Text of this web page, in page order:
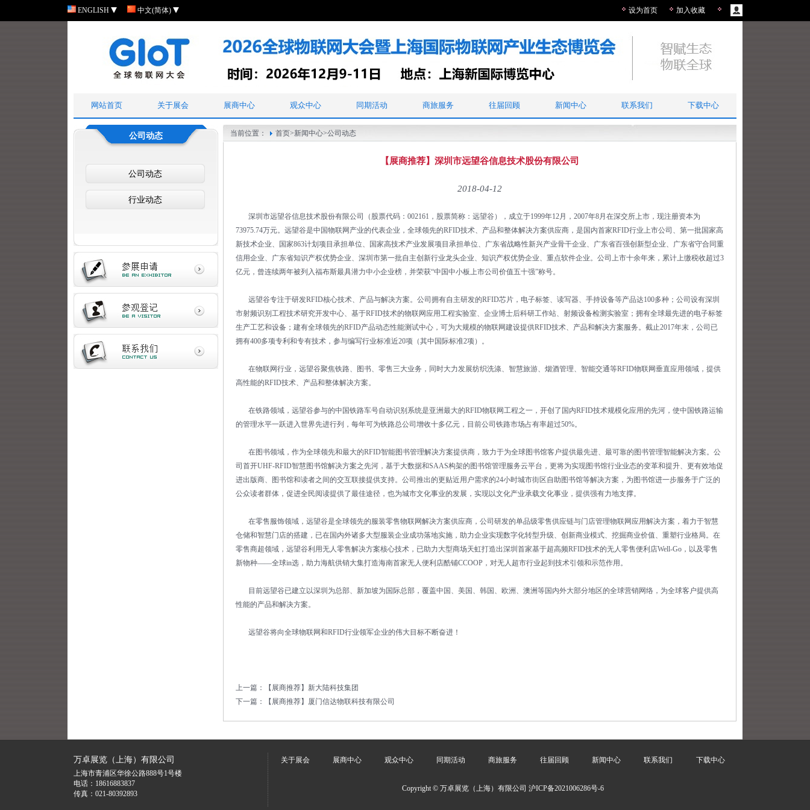
ENGLISH 中文(简体) 设为首页 加入收藏
网站首页 关于展会 展商中心 观众中心 同期活动 商旅服务 往届回顾 新闻中心 联系我们 下载中心
公司动态
公司动态
行业动态
当前位置： 首页>新闻中心>公司动态
【展商推荐】深圳市远望谷信息技术股份有限公司
2018-04-12
深圳市远望谷信息技术股份有限公司（股票代码：002161，股票简称：远望谷），成立于1999年12月，2007年8月在深交所上市，现注册资本为
73975.74万元。远望谷是中国物联网产业的代表企业，全球领先的RFID技术、产品和整体解决方案供应商，是国内首家RFID行业上市公司、第一批国家高
新技术企业、国家863计划项目承担单位、国家高技术产业发展项目承担单位、广东省战略性新兴产业骨干企业、广东省百强创新型企业、广东省守合同重
信用企业、广东省知识产权优势企业、深圳市第一批自主创新行业龙头企业、知识产权优势企业、重点软件企业。公司上市十余年来，累计上缴税收超过3
亿元，曾连续两年被列入福布斯最具潜力中小企业榜，并荣获“中国中小板上市公司价值五十强”称号。
远望谷专注于研发RFID核心技术、产品与解决方案。公司拥有自主研发的RFID芯片，电子标签、读写器、手持设备等产品达100多种；公司设有深圳
市射频识别工程技术研究开发中心、基于RFID技术的物联网应用工程实验室、企业博士后科研工作站、射频设备检测实验室；拥有全球最先进的电子标签
生产工艺和设备；建有全球领先的RFID产品动态性能测试中心，可为大规模的物联网建设提供RFID技术、产品和解决方案服务。截止2017年末，公司已
拥有400多项专利和专有技术，参与编写行业标准近20项（其中国际标准2项）。
在物联网行业，远望谷聚焦铁路、图书、零售三大业务，同时大力发展纺织洗涤、智慧旅游、烟酒管理、智能交通等RFID物联网垂直应用领域，提供
高性能的RFID技术、产品和整体解决方案。
在铁路领域，远望谷参与的中国铁路车号自动识别系统是亚洲最大的RFID物联网工程之一，开创了国内RFID技术规模化应用的先河，使中国铁路运输
的管理水平一跃进入世界先进行列，每年可为铁路总公司增收十多亿元，目前公司铁路市场占有率超过50%。
在图书领域，作为全球领先和最大的RFID智能图书管理解决方案提供商，致力于为全球图书馆客户提供最先进、最可靠的图书管理智能解决方案。公
司首开UHF-RFID智慧图书馆解决方案之先河，基于大数据和SAAS构架的图书馆管理服务云平台，更将为实现图书馆行业业态的变革和提升、更有效地促
进出版商、图书馆和读者之间的交互联接提供支持。公司推出的更贴近用户需求的24小时城市街区自助图书馆等解决方案，为图书馆进一步服务于广泛的
公众读者群体，促进全民阅读提供了最佳途径，也为城市文化事业的发展，实现以文化产业承载文化事业，提供强有力地支撑。
在零售服饰领域，远望谷是全球领先的服装零售物联网解决方案供应商，公司研发的单品级零售供应链与门店管理物联网应用解决方案，着力于智慧
仓储和智慧门店的搭建，已在国内外诸多大型服装企业成功落地实施，助力企业实现数字化转型升级、创新商业模式、挖掘商业价值、重塑行业格局。在
零售商超领域，远望谷利用无人零售解决方案核心技术，已助力大型商场天虹打造出深圳首家基于超高频RFID技术的无人零售便利店Well-Go，以及零售
新物种——全球in选，助力海航供销大集打造海南首家无人便利店酷铺CCOOP，对无人超市行业起到技术引领和示范作用。
目前远望谷已建立以深圳为总部、新加坡为国际总部，覆盖中国、美国、韩国、欧洲、澳洲等国内外大部分地区的全球营销网络，为全球客户提供高
性能的产品和解决方案。
远望谷将向全球物联网和RFID行业领军企业的伟大目标不断奋进！
上一篇：
【展商推荐】新大陆科技集团
下一篇：
【展商推荐】厦门信达物联科技有限公司
万卓展览（上海）有限公司 关于展会 展商中心 观众中心 同期活动 商旅服务 往届回顾 新闻中心 联系我们 下载中心
Copyright © 万卓展览（上海）有限公司 沪ICP备2021006286号-6
上海市青浦区华徐公路888号1号楼
电话：18616883837
传真：021-80392893